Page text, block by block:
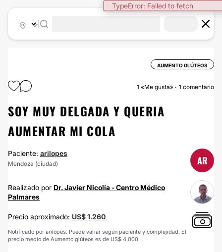
TypeError: Failed to fetch
AUMENTO GLÚTEOS
1 «Me gusta» 1 comentario
SOY MUY DELGADA Y QUERIA
AUMENTAR MI COLA
Paciente: arilopes
Mendoza (ciudad) AR
Realizado por Dr. Javier Nicolía - Centro Médico
Palmares
Precio aproximado: US$ 1.260
Notificado por arilopes. Puede variar según paciente y complejidad. El
precio medio de Aumento glúteos es de US$ 4.000.